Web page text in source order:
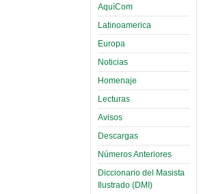
AquíCom
Latinoamerica
Europa
Noticias
Homenaje
Lecturas
Avisos
Descargas
Números Anteriores
Diccionario del Masista
Ilustrado (DMI)